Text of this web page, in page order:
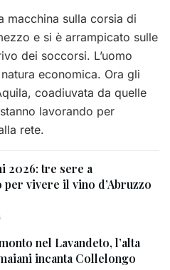
macchina sulla corsia di
e si è arrampicato sulle
dei soccorsi. L’uomo
economica. Ora gli
coadiuvata da quelle
lavorando per
rete.
2026: tre sere a
vivere il vino d’Abruzzo
nel Lavandeto, l’alta
incanta Collelongo